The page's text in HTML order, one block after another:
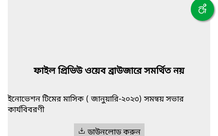
ফাইল প্রিভিউ ওয়েব ব্রাউজারে সমর্থিত নয়
ইনোভেশন টিমের মাসিক ( জানুয়ারি-২০২৩) সমন্বয় সভার
কার্যবিবরণী
ডাউনলোড করুন